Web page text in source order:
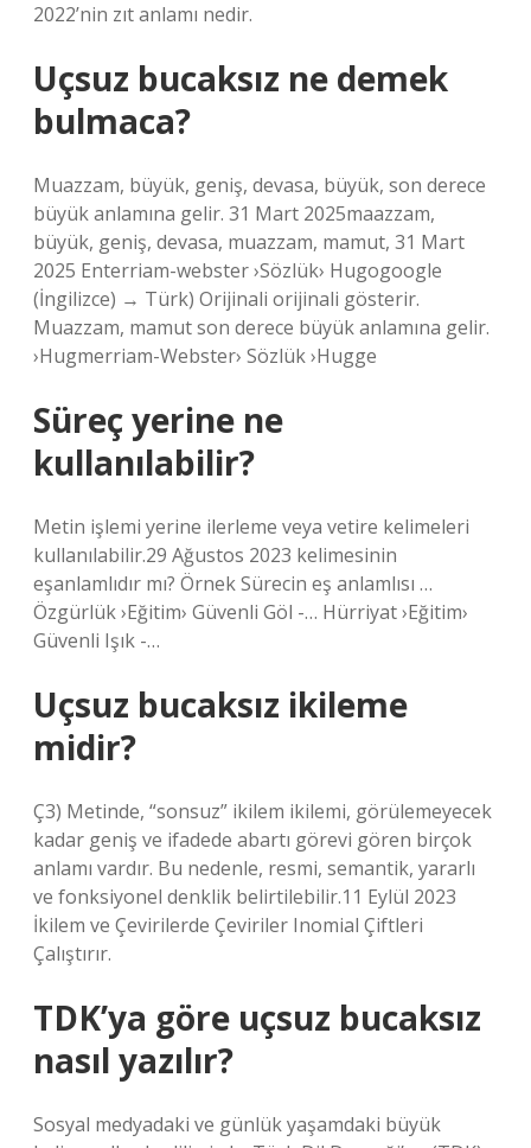
2022’nin zıt anlamı nedir.
Uçsuz bucaksız ne demek
bulmaca?
Muazzam, büyük, geniş, devasa, büyük, son derece
büyük anlamına gelir. 31 Mart 2025maazzam,
büyük, geniş, devasa, muazzam, mamut, 31 Mart
2025 Enterriam-webster ›Sözlük› Hugogoogle
(İngilizce) → Türk) Orijinali orijinali gösterir.
Muazzam, mamut son derece büyük anlamına gelir.
›Hugmerriam-Webster› Sözlük ›Hugge
Süreç yerine ne
kullanılabilir?
Metin işlemi yerine ilerleme veya vetire kelimeleri
kullanılabilir.29 Ağustos 2023 kelimesinin
eşanlamlıdır mı? Örnek Sürecin eş anlamlısı …
Özgürlük ›Eğitim› Güvenli Göl -… Hürriyat ›Eğitim›
Güvenli Işık -…
Uçsuz bucaksız ikileme
midir?
Ç3) Metinde, “sonsuz” ikilem ikilemi, görülemeyecek
kadar geniş ve ifadede abartı görevi gören birçok
anlamı vardır. Bu nedenle, resmi, semantik, yararlı
ve fonksiyonel denklik belirtilebilir.11 Eylül 2023
İkilem ve Çevirilerde Çeviriler Inomial Çiftleri
Çalıştırır.
TDK’ya göre uçsuz bucaksız
nasıl yazılır?
Sosyal medyadaki ve günlük yaşamdaki büyük